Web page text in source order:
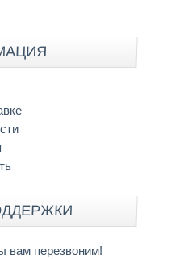
вам перезвоним!